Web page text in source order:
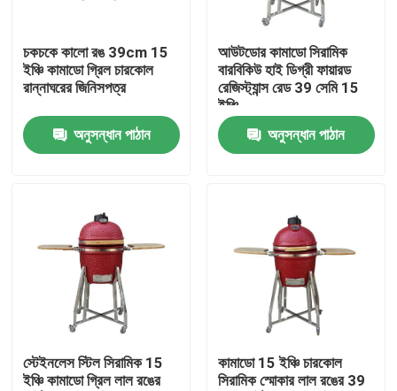
কারখানা ভ্রমণ
মান নিয়ন্ত্রণ
আমাদের সাথে যোগাযোগ করুন
সিরামিক কামাডো গ্রিল
সিরামিক বারবিকিউ গ্রিল
সিরামিক চারকোল গ্রিল
চকচকে কালো রঙ 39cm 15
ইঞ্চি কামাডো গ্রিল চারকোল
রান্নাঘরের জিনিসপত্র
অনুসন্ধান পাঠান
আউটডোর কামাডো সিরামিক
বারবিকিউ হাই ডিগ্রী ফায়ারড
রেজিস্ট্যান্স রেড 39 সেমি 15
ইঞ্চি
অনুসন্ধান পাঠান
স্টেইনলেস স্টিল সিরামিক 15
ইঞ্চি কামাডো গ্রিল লাল রঙের
কামাডো 15 ইঞ্চি চারকোল
সিরামিক স্মোকার লাল রঙের 39